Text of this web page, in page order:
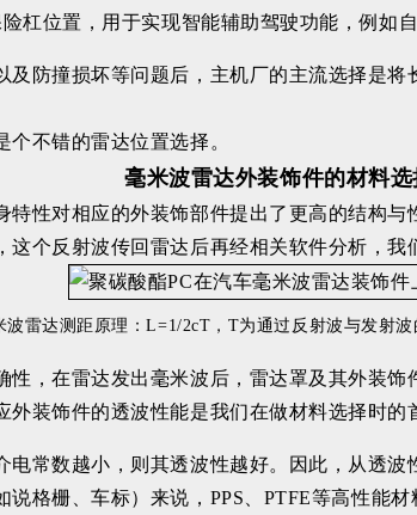
杠位置，用于实现智能辅助驾驶功能，例如自
防撞损坏等问题后，主机厂的主流选择是
不错的雷达位置选择。
毫米波雷达外装饰件的材料选
性对相应的外装饰部件提出了更高的结构
个反射波传回雷达后再经相关软件分析，我
波雷达测距原理：L=1/2cT，T为通过反射波与发射
，在雷达发出毫米波后，雷达罩及其外装
装饰件的透波性能是我们在做材料选择时的
常数越小，则其透波性越好。因此，从透波
格栅、车标）来说，PPS、PTFE等高性能材